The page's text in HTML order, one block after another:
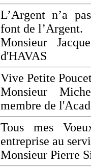
L’Argent n’a
font de l’Argent.
Monsieur
d'HAVAS
Vive Petite
Monsieur
membre de
Tous mes
entreprise au
Monsieur Pierre